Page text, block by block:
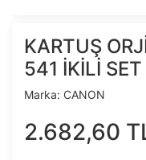
KARTUŞ
541 İKİLİ SET
Marka: CANON
2.682,60